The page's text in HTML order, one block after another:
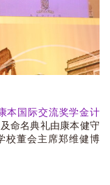
本国际交流奖学金计
命名典礼由康本健守
校董会主席郑维健博